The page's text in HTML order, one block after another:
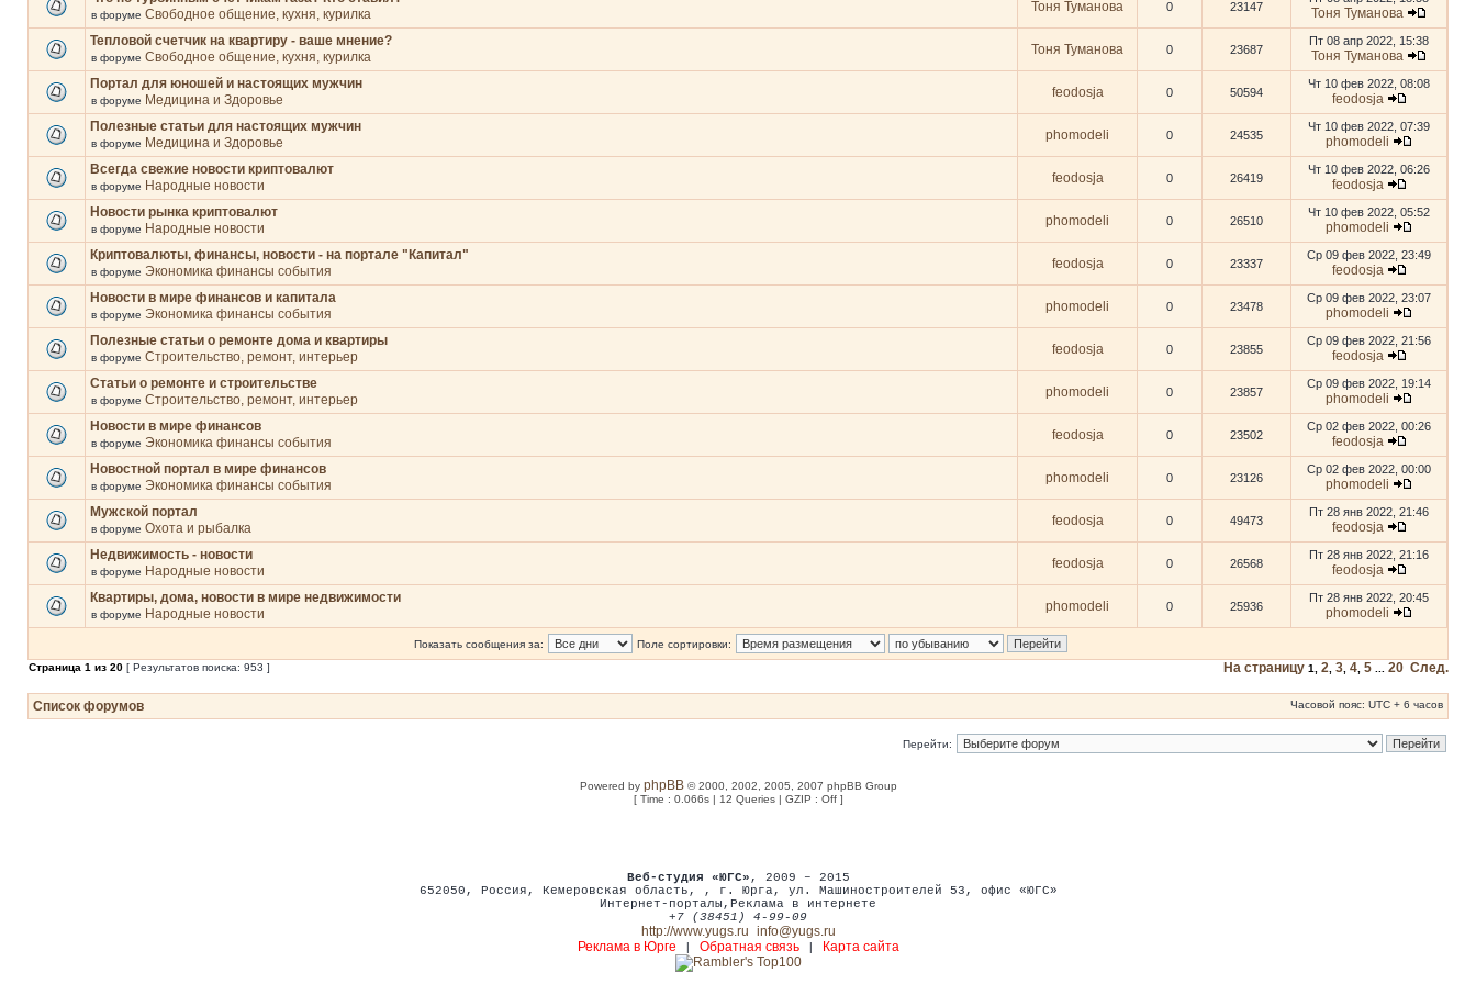
в форуме Свободное общение, кухня, курилка Тоня Туманова 0 23147
Тоня Туманова
Тепловой счетчик на квартиру - ваше мнение?
в форуме Свободное общение, кухня, курилка Тоня Туманова 0 23687
Пт 08 апр 2022, 15:38
Тоня Туманова
Портал для юношей и настоящих мужчин
в форуме Медицина и Здоровье feodosja 0 50594
Чт 10 фев 2022, 08:08
feodosja
Полезные статьи для настоящих мужчин
в форуме Медицина и Здоровье phomodeli 0 24535
Чт 10 фев 2022, 07:39
phomodeli
Всегда свежие новости криптовалют
в форуме Народные новости feodosja 0 26419
Чт 10 фев 2022, 06:26
feodosja
Новости рынка криптовалют
в форуме Народные новости phomodeli 0 26510
Чт 10 фев 2022, 05:52
phomodeli
Криптовалюты, финансы, новости - на портале "Капитал"
в форуме Экономика финансы события feodosja 0 23337
Ср 09 фев 2022, 23:49
feodosja
Новости в мире финансов и капитала
в форуме Экономика финансы события phomodeli 0 23478
Ср 09 фев 2022, 23:07
phomodeli
Полезные статьи о ремонте дома и квартиры
в форуме Строительство, ремонт, интерьер feodosja 0 23855
Ср 09 фев 2022, 21:56
feodosja
Статьи о ремонте и строительстве
в форуме Строительство, ремонт, интерьер phomodeli 0 23857
Ср 09 фев 2022, 19:14
phomodeli
Новости в мире финансов
в форуме Экономика финансы события feodosja 0 23502
Ср 02 фев 2022, 00:26
feodosja
Новостной портал в мире финансов
в форуме Экономика финансы события phomodeli 0 23126
Ср 02 фев 2022, 00:00
phomodeli
Мужской портал
в форуме Охота и рыбалка feodosja 0 49473
Пт 28 янв 2022, 21:46
feodosja
Недвижимость - новости
в форуме Народные новости feodosja 0 26568
Пт 28 янв 2022, 21:16
feodosja
Квартиры, дома, новости в мире недвижимости
в форуме Народные новости phomodeli 0 25936
Пт 28 янв 2022, 20:45
phomodeli
Показать сообщения за:
Поле сортировки:
Страница 1 из 20 [ Результатов поиска: 953 ] На страницу 1 2 3 4 5 20 След.
Список форумов Часовой пояс: UTC + 6 часов
Перейти:
Powered by phpBB© 2000, 2002, 2005, 2007 phpBB Group
[ Time : 0.066s | 12 Queries | GZIP : Off ]
Веб-студия «ЮГС» , 2009 – 2015
652050 , Россия , Кемеровская область, , г. Юрга, ул. Машиностроителей 53 , офис «ЮГС»
Интернет-порталы , Реклама в интернете
+7 (38451) 4-99-09
http://www.yugs.ru info@yugs.ru
Реклама в Юрге
Обратная связь| Карта сайта